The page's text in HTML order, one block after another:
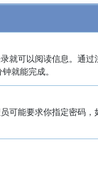
可以阅读信息。通过
就能完成。
可能要求你指定密码